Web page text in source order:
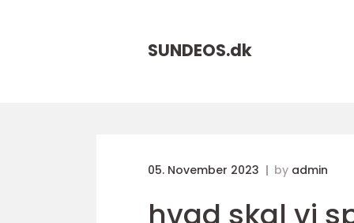
SUNDEOS.dk
05. November 2023 by admin
hvad skal vi